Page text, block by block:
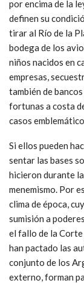
por encima de la
definen su
tirar al Río de la
bodega de los
niños nacidos en
empresas,
también de
fortunas a costa
casos
Si ellos pueden
sentar las bases
hicieron durante
menemismo. Por
clima de época,
sumisión a
el fallo de la
han pactado las
conjunto de los
externo, forman